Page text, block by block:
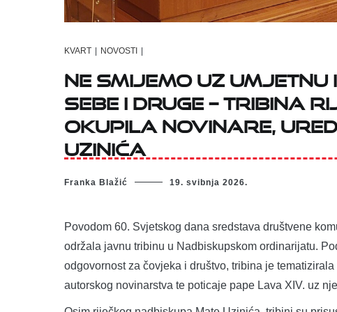
KVART NOVOSTI
Ne smijemo uz
sebe i druge – Tribina
okupila novinare,
Uzinića
Franka Blažić 19. svibnja 2026.
Povodom 60. Svjetskog dana sredstava društvene
održala javnu tribinu u Nadbiskupskom ordinarijatu.
odgovornost za čovjeka i društvo, tribina je
autorskog novinarstva te poticaje pape Lava XIV. uz